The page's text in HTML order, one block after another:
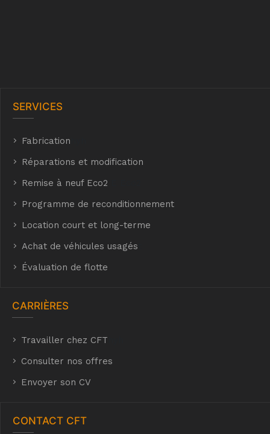
SERVICES
Fabrication
Réparations et modification
Remise à neuf Eco2
Programme de reconditionnement
Location court et long-terme
Achat de véhicules usagés
Évaluation de flotte
CARRIÈRES
Travailler chez CFT
Consulter nos offres
Envoyer son CV
CONTACT CFT